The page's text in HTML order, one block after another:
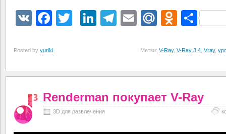
VK Facebook
TwitterLinkedIn
Telegram
EmailMail.Ru
Posted by yuriki Метки: V-Ray, V-Ray 3.4 Vray,
Renderman покупает V-Ray
3D для развлечения